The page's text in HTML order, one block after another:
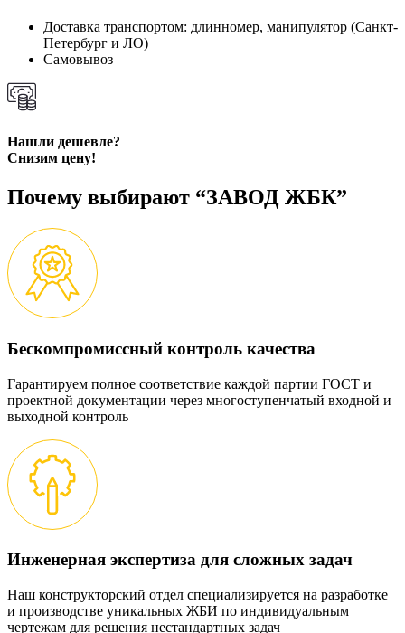
Доставка транспортом: длинномер, манипулятор (Санкт-
Петербург и ЛО)
Самовывоз
Нашли дешевле?
Снизим цену!
Почему выбирают “ЗАВОД ЖБК”
Бескомпромиссный контроль качества
Гарантируем полное соответствие каждой партии ГОСТ и
проектной документации через многоступенчатый входной и
выходной контроль
Инженерная экспертиза для сложных задач
Наш конструкторский отдел специализируется на разработке
и производстве уникальных ЖБИ по индивидуальным
чертежам для решения нестандартных задач